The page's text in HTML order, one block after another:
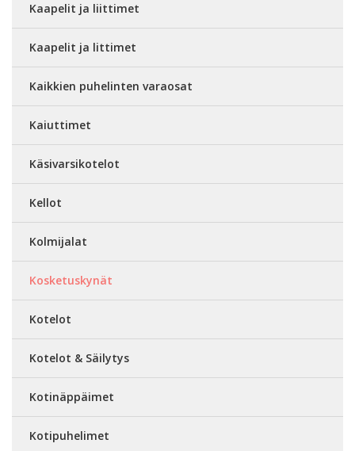
Kaapelit ja liittimet
Kaapelit ja littimet
Kaikkien puhelinten varaosat
Kaiuttimet
Käsivarsikotelot
Kellot
Kolmijalat
Kosketuskynät
Kotelot
Kotelot & Säilytys
Kotinäppäimet
Kotipuhelimet